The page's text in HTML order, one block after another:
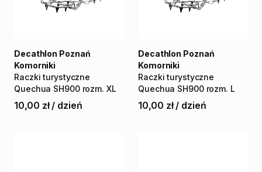
Raczki turystyczne
Quechua SH900 rozm. XL
Decathlon Poznań
Komorniki
10,00 zł / dzień
Raczki turystyczne
Quechua SH900 rozm. L
Decathlon Poznań
Komorniki
10,00 zł / dzień